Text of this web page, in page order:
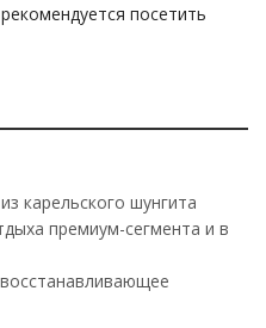
посетить
карельского шунгита
премиум-сегмента и в